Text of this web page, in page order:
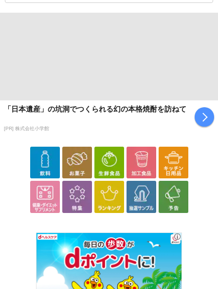
「日本遺産」の坑洞でつくられる幻の本格焼酎を訪ねて
[PR] 株式会社小学館